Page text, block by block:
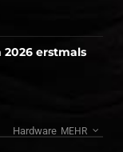
2026 erstmals
Hardware MEHR